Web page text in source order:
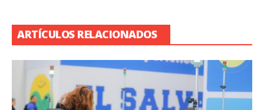
ARTÍCULOS RELACIONADOS